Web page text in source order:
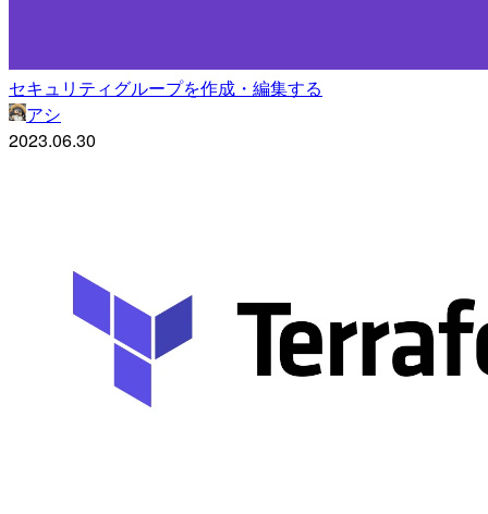
セキュリティグループを作成・編集する
アシ
2023.06.30